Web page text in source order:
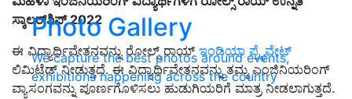
Photo Gallery
We capture the best photos around events,
exhibitions happening across the country
ಸ್ಕಾಲರ್‌ಶಿಪ್ 2022
ಈ ವಿದ್ಯಾರ್ಥಿವೇತನವನ್ನು ರೋಲ್ಸ್ ರಾಯ್ ಇಂಡಿಯಾ ಪ್ರೈವೇಟ್
ಲಿಮಿಟೆಡ್ ನೀಡುತ್ತದೆ. ಈ ವಿದ್ಯಾರ್ಥಿವೇತನವನ್ನು ತಮ್ಮ ಎಂಜಿನಿಯರಿಂಗ್
ವ್ಯಾಸಂಗವನ್ನು ಪೂರ್ಣಗೊಳಿಸಲು ಹುಡುಗಿಯರಿಗೆ ಮಾತ್ರ ನೀಡಲಾಗುತ್ತದೆ.